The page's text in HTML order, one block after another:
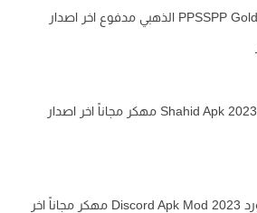
تحميل تطبيق محاكي PPSSPP Gold الذهبي مدفوع اخر اصدار
تحميل تطبيق شاهد Shahid Apk 2023 مهكر مجاناً اخر اصدار
تحميل تطبيق ديسكورد Discord Apk Mod 2023 مهكر مجاناً اخر